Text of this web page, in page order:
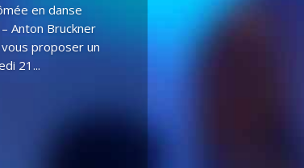
en danse
Anton Bruckner
proposer un
21...